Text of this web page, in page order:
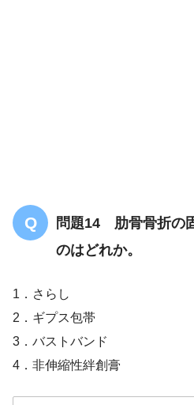
問題14 肋骨骨折の
のはどれか。
1．さらし
2．ギプス包帯
3．バストバンド
4．非伸縮性絆創膏